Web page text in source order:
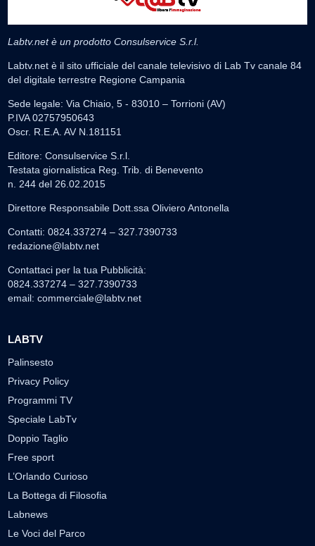
Labtv.net è un prodotto Consulservice S.r.l.
Labtv.net è il sito ufficiale del canale televisivo di Lab Tv canale 84
del digitale terrestre Regione Campania
Sede legale: Via Chiaio, 5 - 83010 – Torrioni (AV)
P.IVA 02757950643
Oscr. R.E.A. AV N.181151
Editore: Consulservice S.r.l.
Testata giornalistica Reg. Trib. di Benevento
n. 244 del 26.02.2015
Direttore Responsabile Dott.ssa Oliviero Antonella
Contatti: 0824.337274 – 327.7390733
redazione@labtv.net
Contattaci per la tua Pubblicità:
0824.337274 – 327.7390733
email: commerciale@labtv.net
LABTV
Palinsesto
Privacy Policy
Programmi TV
Speciale LabTv
Doppio Taglio
Free sport
L’Orlando Curioso
La Bottega di Filosofia
Labnews
Le Voci del Parco